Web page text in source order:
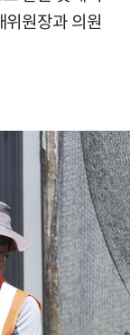
원장과 의원